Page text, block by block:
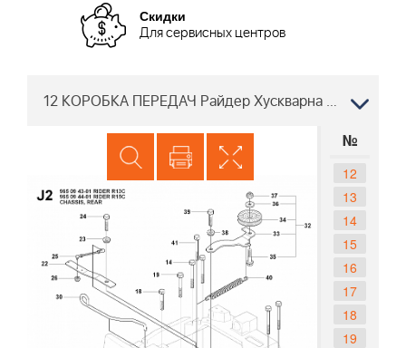
Скидки
Для сервисных центров
12 КОРОБКА ПЕРЕДАЧ Райдер Хускварна R13 C 965094301, 2007-01
№
12
13
14
15
16
17
18
19